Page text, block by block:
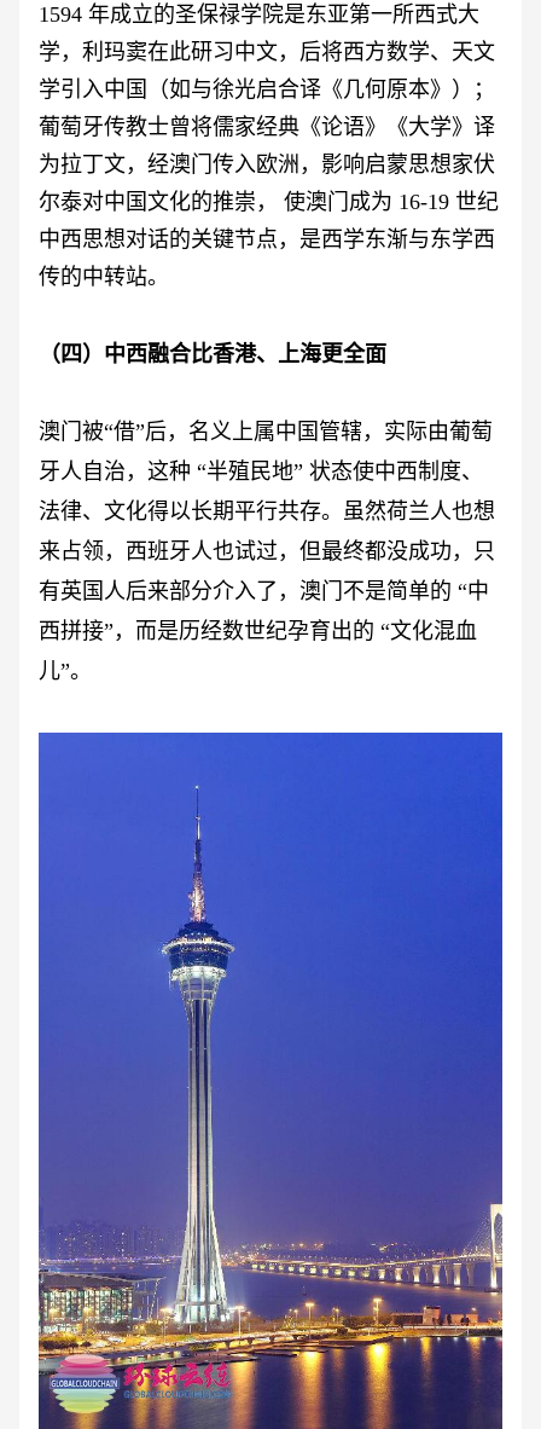
1594 年成立的圣保禄学院是东亚第一所西式大
学，利玛窦在此研习中文，后将西方数学、天文
学引入中国（如与徐光启合译《几何原本》）；
葡萄牙传教士曾将儒家经典《论语》《大学》译
为拉丁文，经澳门传入欧洲，影响启蒙思想家伏
尔泰对中国文化的推崇， 使澳门成为 16-19 世纪
中西思想对话的关键节点，是西学东渐与东学西
传的中转站。
（四）中西融合比香港、上海更全面
澳门被“借”后，名义上属中国管辖，实际由葡萄
牙人自治，这种 “半殖民地” 状态使中西制度、
法律、文化得以长期平行共存。虽然荷兰人也想
来占领，西班牙人也试过，但最终都没成功，只
有英国人后来部分介入了，澳门不是简单的 “中
西拼接”，而是历经数世纪孕育出的 “文化混血
儿”。